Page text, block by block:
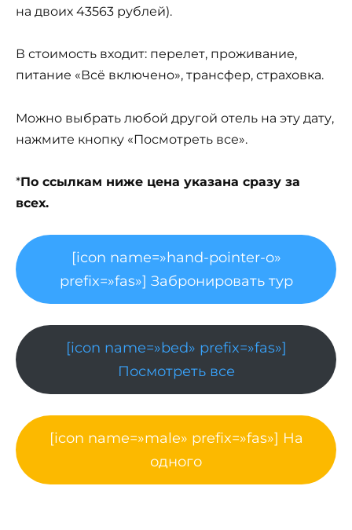
на двоих 43563 рублей).
В стоимость входит: перелет, проживание,
питание «Всё включено», трансфер, страховка.
Можно выбрать любой другой отель на эту дату,
нажмите кнопку «Посмотреть все».
*По ссылкам ниже цена указана сразу за
всех.
[icon name=»hand-pointer-o»
prefix=»fas»] Забронировать тур
[icon name=»bed» prefix=»fas»]
Посмотреть все
[icon name=»male» prefix=»fas»] На
одного